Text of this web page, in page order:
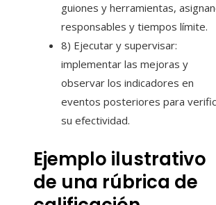
guiones y herramientas,
responsables y tiempos límite.
8) Ejecutar y supervisar:
implementar las mejoras y
observar los indicadores en
eventos posteriores para
su efectividad.
Ejemplo ilustrativo
de una rúbrica de